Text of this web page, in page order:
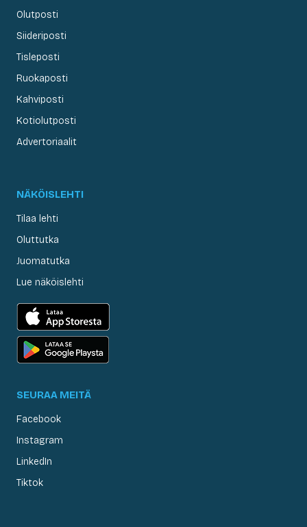
Olutposti
Siideriposti
Tisleposti
Ruokaposti
Kahviposti
Kotiolutposti
Advertoriaalit
NÄKÖISLEHTI
Tilaa lehti
Oluttutka
Juomatutka
Lue näköislehti
SEURAA MEITÄ
Facebook
Instagram
LinkedIn
Tiktok